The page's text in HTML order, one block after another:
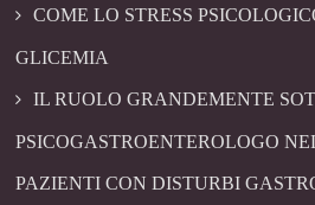
COME LO STRESS
GLICEMIA
IL RUOLO GRANDEMENTE
PSICOGASTROENTEROLOGO
PAZIENTI CON DISTURBI